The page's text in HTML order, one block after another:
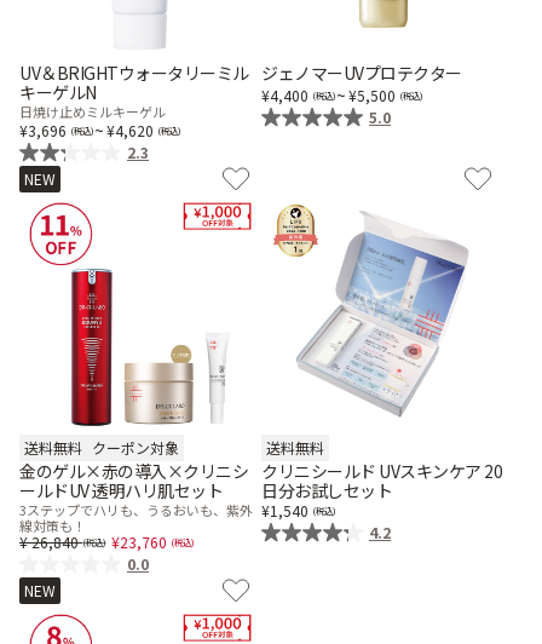
お悩みから探す
乾燥 くすみ
シミ・そばかす
シワ 毛穴・キメ
敏感・肌あれ 日焼け
お悩みから探す TOP
トライアルキット
ベストコスメ受賞商品
UV＆BRIGHTウォータリーミル
キーゲルN
日焼け止めミルキーゲル
3,696 ~ 4,620
2.3
ジェノマーUVプロテクター
4,400 ~ 5,500
5.0
NEW
送料無料 クーポン対象
金のゲル×赤の導入×クリニシ
ールドUV 透明ハリ肌セット
3ステップでハリも、うるおいも、紫外
線対策も！
Price reduced from
26,840to
23,760
0.0
送料無料
クリニシールド UVスキンケア 20
日分お試しセット
1,540
4.2
NEW